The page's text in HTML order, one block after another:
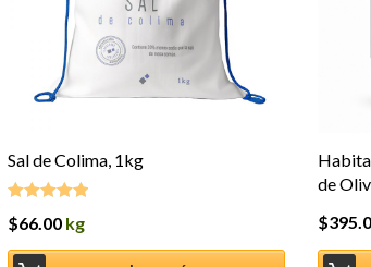
Sal de Colima, 1kg
Valorado en
$66.00 kg
de
$